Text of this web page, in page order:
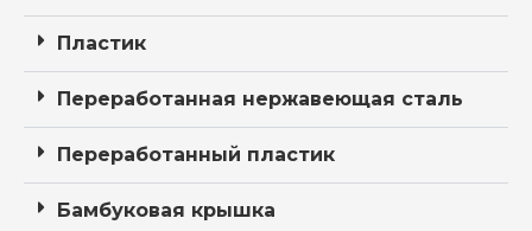
Пластик
Переработанная нержавеющая сталь
Переработанный пластик
Бамбуковая крышка